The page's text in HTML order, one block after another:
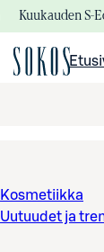
Kuukauden S-
Kosmetiikka
Uutuudet ja